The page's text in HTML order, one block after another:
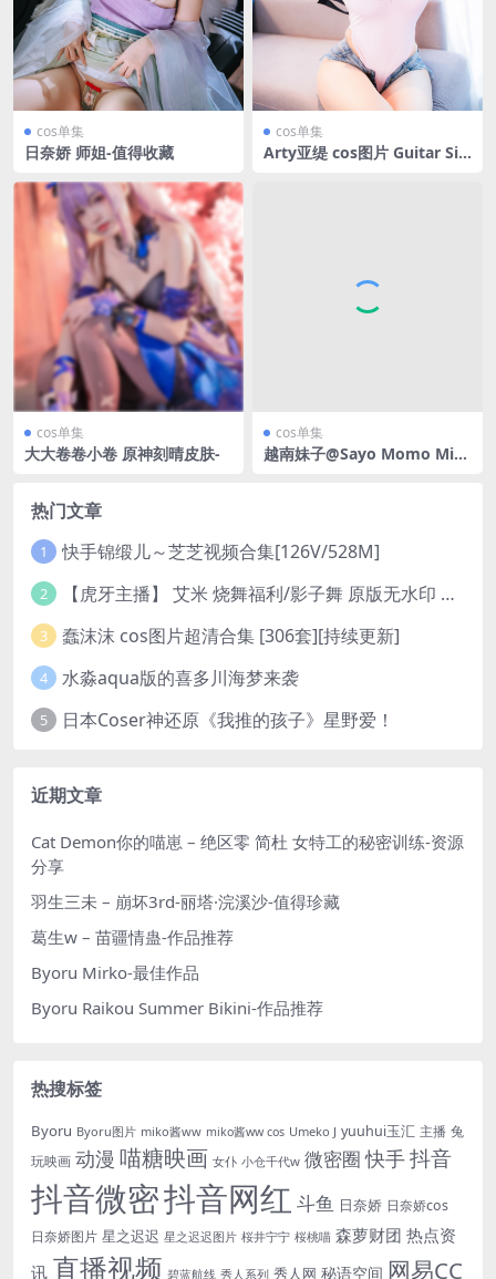
cos单集
日奈娇 师姐-值得收藏
cos单集
Arty亚缇 cos图片 Guitar Sis
cos单集
大大卷卷小卷 原神刻晴皮肤-
cos单集
越南妹子@Sayo Momo Min
热门文章
1 快手锦缎儿～芝芝视频合集[126V/528M]
2 【虎牙主播】 艾米 烧舞福利/影子舞 原版无水印 （1v/130m）
3 蠢沫沫 cos图片超清合集 [306套][持续更新]
4 水淼aqua版的喜多川海梦来袭
5 日本Coser神还原《我推的孩子》星野爱！
近期文章
Cat Demon你的喵崽 – 绝区零 简杜 女特工的秘密训练-资源
分享
羽生三未 – 崩坏3rd-丽塔·浣溪沙-值得珍藏
葛生w – 苗疆情蛊-作品推荐
Byoru Mirko-最佳作品
Byoru Raikou Summer Bikini-作品推荐
热搜标签
Byoru Byoru图片 miko酱ww miko酱ww cos Umeko J yuuhui玉汇 主播 兔
玩映画 动漫 喵糖映画 女仆 小仓千代w 微密圈 快手抖音
抖音微密抖音网红 斗鱼 日奈娇 日奈娇cos
日奈娇图片 星之迟迟 星之迟迟图片 桜井宁宁 桜桃喵 森萝财团 热点资
讯 直播视频 碧蓝航线 秀人系列 秀人网 秘语空间 网易CC